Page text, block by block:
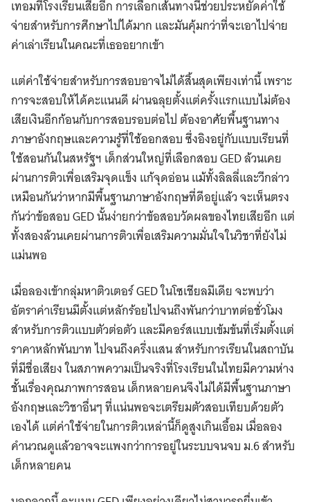
เทอมที่โรงเรียนเสียอีก การเลือกเส้นทางนี้ช่วยประหยัดค่าใช้
จ่ายสำหรับการศึกษาไปได้มาก และมันคุ้มกว่าที่จะเอาไปจ่าย
ค่าเล่าเรียนในคณะที่เธออยากเข้า
แต่ค่าใช้จ่ายสำหรับการสอบอาจไม่ได้สิ้นสุดเพียงเท่านี้ เพราะ
การจะสอบให้ได้คะแนนดี ผ่านฉลุยตั้งแต่ครั้งแรกแบบไม่ต้อง
เสียเงินอีกก้อนกับการสอบรอบต่อไป ต้องอาศัยพื้นฐานทาง
ภาษาอังกฤษและความรู้ที่ใช้ออกสอบ ซึ่งอิงอยู่กับแบบเรียนที่
ใช้สอนกันในสหรัฐฯ เด็กส่วนใหญ่ที่เลือกสอบ GED ล้วนเคย
ผ่านการติวเพื่อเสริมจุดแข็ง แก้จุดอ่อน แม้ทั้งลิลลี่และวีกล่าว
เหมือนกันว่าหากมีพื้นฐานภาษาอังกฤษที่ดีอยู่แล้ว จะเห็นตรง
กันว่าข้อสอบ GED นั้นง่ายกว่าข้อสอบวัดผลของไทยเสียอีก แต่
ทั้งสองล้วนเคยผ่านการติวเพื่อเสริมความมั่นใจในวิชาที่ยังไม่
แม่นพอ
เมื่อลองเข้ากลุ่มหาติวเตอร์ GED ในโซเชียลมีเดีย จะพบว่า
อัตราค่าเรียนมีตั้งแต่หลักร้อยไปจนถึงพันกว่าบาทต่อชั่วโมง
สำหรับการติวแบบตัวต่อตัว และมีคอร์สแบบเข้มข้นที่เริ่มตั้งแต่
ราคาหลักพันบาท ไปจนถึงครึ่งแสน สำหรับการเรียนในสถาบัน
ที่มีชื่อเสียง ในสภาพความเป็นจริงที่โรงเรียนในไทยมีความห่าง
ชั้นเรื่องคุณภาพการสอน เด็กหลายคนจึงไม่ได้มีพื้นฐานภาษา
อังกฤษและวิชาอื่นๆ ที่แน่นพอจะเตรียมตัวสอบเทียบด้วยตัว
เองได้ แต่ค่าใช้จ่ายในการติวเหล่านี้ก็ดูสูงเกินเอื้อม เมื่อลอง
คำนวณดูแล้วอาจจะแพงกว่าการอยู่ในระบบจนจบ ม.6 สำหรับ
เด็กหลายคน